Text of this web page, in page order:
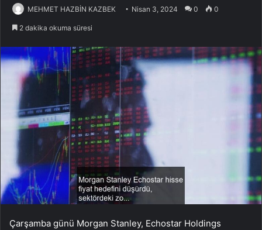
MEHMET HAZBİN KAZBEK Nisan 3, 2024 0 0
2 dakika okuma süresi
Çarşamba günü Morgan Stanley, Echostar Holdings